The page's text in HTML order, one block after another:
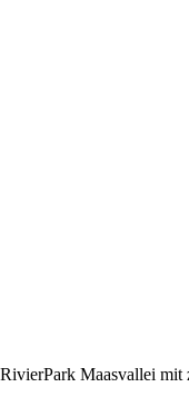
Maasvallei